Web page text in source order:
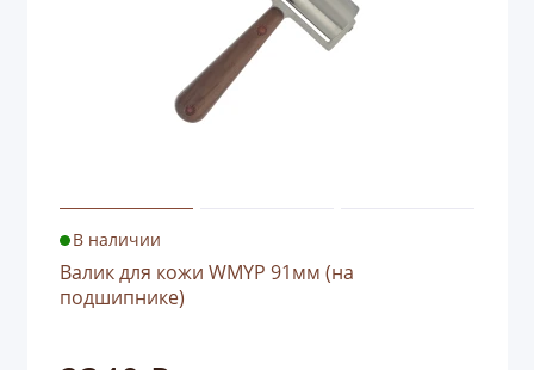
В наличии
Валик для кожи WMYP 91мм (на
подшипнике)